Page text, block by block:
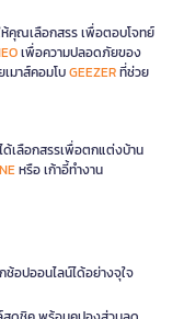
คุณเลือกสรร เพื่อตอบโจทย์
เพื่อความปลอดภัยของ
มาส์คอมโบGEEZERที่ช่วย
เลือกสรรเพื่อตกแต่งบ้าน
หรือ เก้าอี้ทำงาน
อปออนไลน์ได้อย่างจุใจ